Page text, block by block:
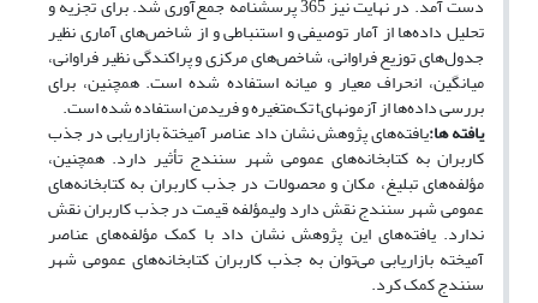
دست آمد. در نهایت نیز 365 پرسشنامه جمع‌آوری شد. برای تجزیه و
تحلیل داده‌ها از آمار توصیفی و استنباطی و از شاخص‌های آماری نظیر
جدول‌های توزیع فراوانی، شاخص‌های مرکزی و پراکندگی نظیر فراوانی،
میانگین، انحراف معیار و میانه استفاده شده است. همچنین، برای
بررسی داده‌ها از آزمون‏های‌t تک‌متغیره و فریدمن استفاده شده است.
یافته ها:یافته‌های پژوهش نشان داد عناصر آمیختة بازاریابی در جذب
کاربران به کتابخانه‌های عمومی شهر سنندج تأثیر دارد. همچنین،
مؤلفه‌های تبلیغ، مکان و محصولات در جذب کاربران به کتابخانه‌های
عمومی شهر سنندج نقش دارد ولیمؤلفه قیمت در جذب کاربران نقش
ندارد. یافته‌های این پژوهش نشان داد با کمک مؤلفه‌های عناصر
آمیخته بازاریابی می‌توان به جذب کاربران کتابخانه‌های عمومی شهر
سنندج کمک کرد.